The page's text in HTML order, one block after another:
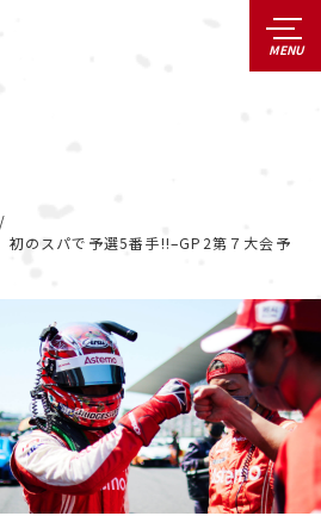
初のスパで予選5番手!!–GP2第７大会予